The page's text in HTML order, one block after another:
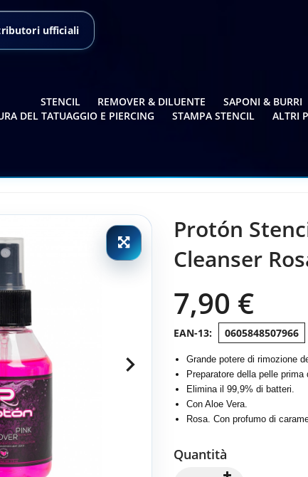
ufficiali
STENCIL REMOVER & DILUENTE
SAPONI & BURRI
DEL TATUAGGIO E PIERCING
STAMPA STENCIL ALTRI
Protón
Cleanser
7,90 €
0605848507966
Grande potere di rimozione
Preparatore della pelle prima
Elimina il 99,9% di batteri.
Con Aloe Vera.
Rosa. Con profumo di
Quantità